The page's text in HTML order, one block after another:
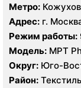
Метро:
Текстильщики
Адрес: г.
Режим работы:
Модель: МРТ
Округ: Юго-
Район: